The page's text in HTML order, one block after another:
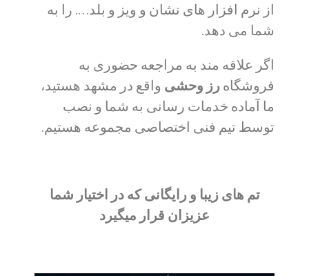
از نرم افزار های نشان و ویز و بلد…. را به
شما می دهد.
اگر علاقه مند به مراجعه حضوری به
فروشگاه رز وحشی واقع در مشهد هستید،
ما آماده خدمات رسانی به شما و نصب
توسط تیم فنی اختصاصی مجموعه هستیم.
تم های زیبا و رایگانی که در اختیار شما
عزیزان قرار میگیرد